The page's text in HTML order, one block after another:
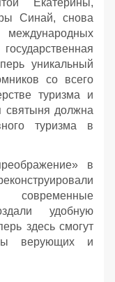
Синай, снова
уникальный
со всего
туризма и
святыня должна
туризма в
в
современные
удобную
здесь смогут
верующих и